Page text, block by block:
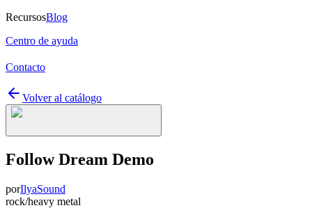
RecursosBlog
Centro de ayuda
Contacto
Volver al catálogo
Follow Dream Demo
porIlyaSound
rock/heavy metal